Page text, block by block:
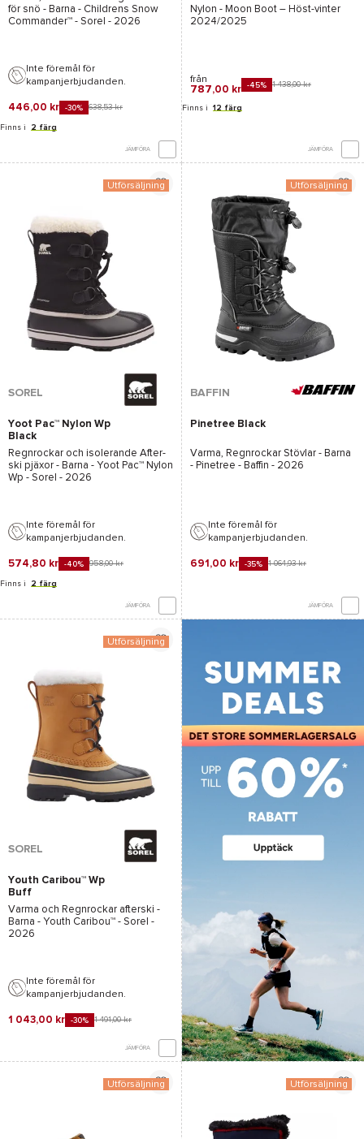
för snö - Barna - Childrens Snow
Commander™ - Sorel - 2026
Inte föremål för
kampanjerbjudanden.
446,00 kr -30% 638,53 kr
Finns i 2 färg
JÄMFÖRA
Nylon - Moon Boot – Höst-vinter
2024/2025
från
787,00 kr -45% 1 438,00 kr
Finns i 12 färg
JÄMFÖRA
Utförsäljning
SOREL
Yoot Pac™ Nylon Wp
Black
Regnrockar och isolerande After-
ski pjäxor - Barna - Yoot Pac™ Nylon
Wp - Sorel - 2026
Inte föremål för
kampanjerbjudanden.
574,80 kr -40% 958,00 kr
Finns i 2 färg
JÄMFÖRA
Utförsäljning
BAFFIN
Pinetree Black
Varma, Regnrockar Stövlar - Barna
- Pinetree - Baffin - 2026
Inte föremål för
kampanjerbjudanden.
691,00 kr -35% 1 064,93 kr
JÄMFÖRA
Utförsäljning
SOREL
Youth Caribou™ Wp
Buff
Varma och Regnrockar afterski -
Barna - Youth Caribou™ - Sorel -
2026
Inte föremål för
kampanjerbjudanden.
1 043,00 kr -30% 1 491,00 kr
JÄMFÖRA
*Se villkor
Utförsäljning Utförsäljning